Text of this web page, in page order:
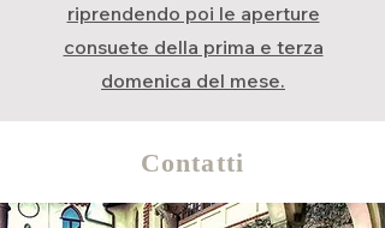
riprendendo poi le aperture
consuete della prima e terza
domenica del mese.
Contatti